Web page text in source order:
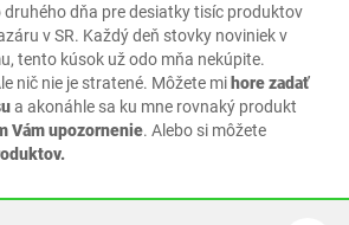
druhého dňa pre desiatky tisíc produktov
v SR. Každý deň stovky noviniek v
tento kúsok už odo mňa nekúpite.
nič nie je stratené. Môžete mihore zadať
a akonáhle sa ku mne rovnaký produkt
Vám upozornenie. Alebo si môžete